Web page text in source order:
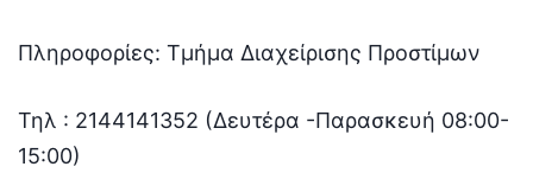
Πληροφορίες: Τμήμα Διαχείρισης Προστίμων
Τηλ : 2144141352 (Δευτέρα -Παρασκευή 08:00-
15:00)